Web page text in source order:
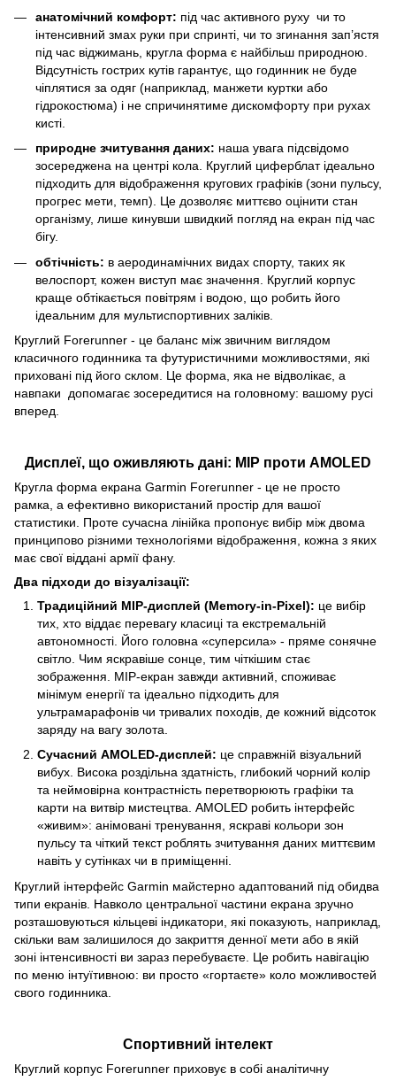
анатомічний комфорт: під час активного руху чи то
інтенсивний змах руки при спринті, чи то згинання зап’ястя
під час віджимань, кругла форма є найбільш природною.
Відсутність гострих кутів гарантує, що годинник не буде
чіплятися за одяг (наприклад, манжети куртки або
гідрокостюма) і не спричинятиме дискомфорту при рухах
кисті.
природне зчитування даних: наша увага підсвідомо
зосереджена на центрі кола. Круглий циферблат ідеально
підходить для відображення кругових графіків (зони пульсу,
прогрес мети, темп). Це дозволяє миттєво оцінити стан
організму, лише кинувши швидкий погляд на екран під час
бігу.
обтічність: в аеродинамічних видах спорту, таких як
велоспорт, кожен виступ має значення. Круглий корпус
краще обтікається повітрям і водою, що робить його
ідеальним для мультиспортивних заліків.
Круглий Forerunner - це баланс між звичним виглядом
класичного годинника та футуристичними можливостями, які
приховані під його склом. Це форма, яка не відволікає, а
навпаки допомагає зосередитися на головному: вашому русі
вперед.
Дисплеї, що оживляють дані: MIP проти AMOLED
Кругла форма екрана Garmin Forerunner - це не просто
рамка, а ефективно використаний простір для вашої
статистики. Проте сучасна лінійка пропонує вибір між двома
принципово різними технологіями відображення, кожна з яких
має свої віддані армії фану.
Два підходи до візуалізації:
Традиційний MIP-дисплей (Memory-in-Pixel): це вибір
тих, хто віддає перевагу класиці та екстремальній
автономності. Його головна «суперсила» - пряме сонячне
світло. Чим яскравіше сонце, тим чіткішим стає
зображення. MIP-екран завжди активний, споживає
мінімум енергії та ідеально підходить для
ультрамарафонів чи тривалих походів, де кожний відсоток
заряду на вагу золота.
Сучасний AMOLED-дисплей: це справжній візуальний
вибух. Висока роздільна здатність, глибокий чорний колір
та неймовірна контрастність перетворюють графіки та
карти на витвір мистецтва. AMOLED робить інтерфейс
«живим»: анімовані тренування, яскраві кольори зон
пульсу та чіткий текст роблять зчитування даних миттєвим
навіть у сутінках чи в приміщенні.
Круглий інтерфейс Garmin майстерно адаптований під обидва
типи екранів. Навколо центральної частини екрана зручно
розташовуються кільцеві індикатори, які показують, наприклад,
скільки вам залишилося до закриття денної мети або в якій
зоні інтенсивності ви зараз перебуваєте. Це робить навігацію
по меню інтуїтивною: ви просто «гортаєте» коло можливостей
свого годинника.
Спортивний інтелект
Круглий корпус Forerunner приховує в собі аналітичну